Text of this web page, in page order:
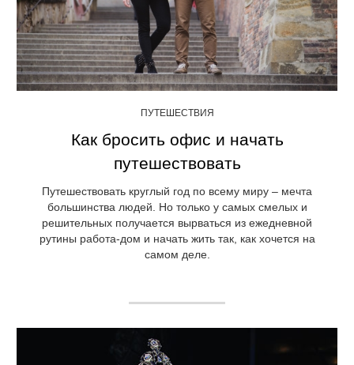
ПУТЕШЕСТВИЯ
Как бросить офис и начать
путешествовать
Путешествовать круглый год по всему миру – мечта
большинства людей. Но только у самых смелых и
решительных получается вырваться из ежедневной
рутины работа-дом и начать жить так, как хочется на
самом деле.